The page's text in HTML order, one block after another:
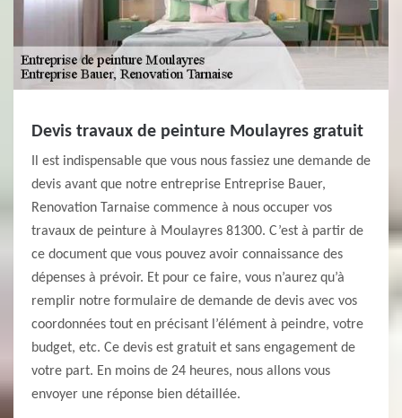
Devis travaux de peinture Moulayres gratuit
Il est indispensable que vous nous fassiez une demande de
devis avant que notre entreprise Entreprise Bauer,
Renovation Tarnaise commence à nous occuper vos
travaux de peinture à Moulayres 81300. C’est à partir de
ce document que vous pouvez avoir connaissance des
dépenses à prévoir. Et pour ce faire, vous n’aurez qu’à
remplir notre formulaire de demande de devis avec vos
coordonnées tout en précisant l’élément à peindre, votre
budget, etc. Ce devis est gratuit et sans engagement de
votre part. En moins de 24 heures, nous allons vous
envoyer une réponse bien détaillée.